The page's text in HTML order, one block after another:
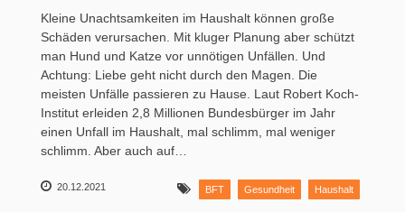
Kleine Unachtsamkeiten im Haushalt können große
Schäden verursachen. Mit kluger Planung aber schützt
man Hund und Katze vor unnötigen Unfällen. Und
Achtung: Liebe geht nicht durch den Magen. Die
meisten Unfälle passieren zu Hause. Laut Robert Koch-
Institut erleiden 2,8 Millionen Bundesbürger im Jahr
einen Unfall im Haushalt, mal schlimm, mal weniger
schlimm. Aber auch auf…
20.12.2021 BFT Gesundheit Haushalt